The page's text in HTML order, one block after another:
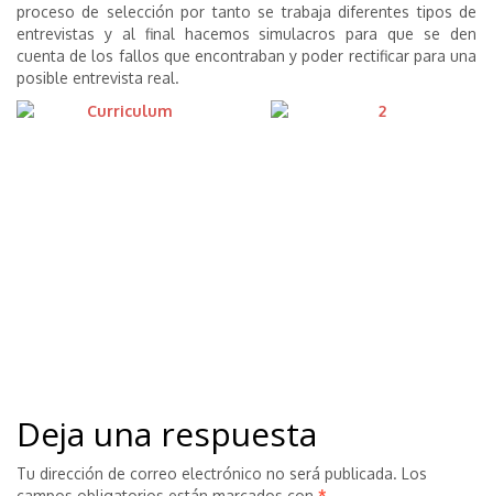
proceso de selección por tanto se trabaja diferentes tipos de
entrevistas y al final hacemos simulacros para que se den
cuenta de los fallos que encontraban y poder rectificar para una
posible entrevista real.
Deja una respuesta
Tu dirección de correo electrónico no será publicada. Los